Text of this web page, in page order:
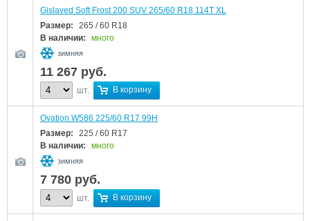
Gislaved Soft Frost 200 SUV 265/60 R18 114T XL
Размер:
265 / 60 R18
В наличии:
много
зимняя
11 267 руб.
шт. В корзину
Ovation W586 225/60 R17 99H
Размер:
225 / 60 R17
В наличии:
много
зимняя
7 780 руб.
шт. В корзину